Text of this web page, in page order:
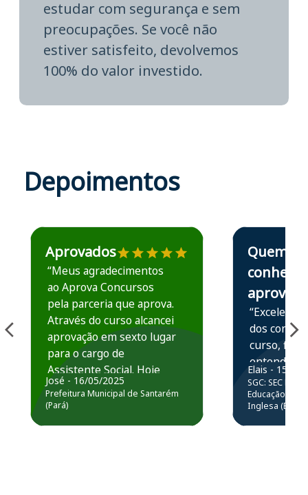
estudar com segurança e sem
preocupações. Se você não
estiver satisfeito, devolvemos
100% do valor investido.
Depoimentos
Estudante José recomenda o Aprova Concursos em
Aprovados
“Meus agradecimentos
ao Aprova Concursos
pela parceria que aprova.
Através do curso alcancei
aprovação em sexto lugar
para o cargo de
Assistente Social. Hoje
estou atuando na
Prefeitura de Santarém.
José - 16/05/2025
Prefeitura Municipal de Santarém
(Pará)
Estudante Elais
Quem
conhece,
aprova
“Excelente
dos
curso,
entender e
prática
resolução
questões.”
Elais - 15/07/
SGC: SEC BA
Educação
Inglesa (Edital